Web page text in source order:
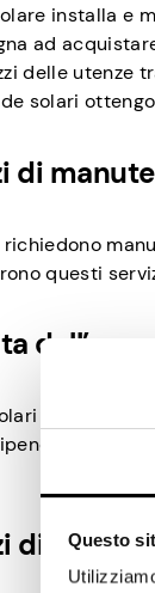
Questo
installa
ad
delle utenze
solari
di
questi
su larga
dalle
di